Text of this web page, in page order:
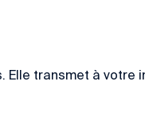
transmet à votre